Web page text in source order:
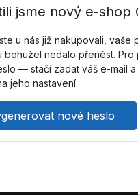
jsme nový e-shop
u nás již nakupovali, vaše
bohužel nedalo přenést.
— stačí zadat váš e-mail a
jeho nastavení.
nové heslo